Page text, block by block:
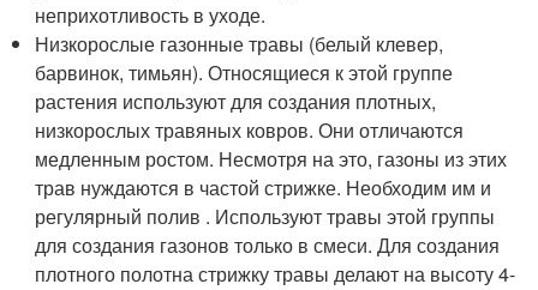
неприхотливость в уходе.
Низкорослые газонные травы (белый клевер,
барвинок, тимьян). Относящиеся к этой группе
растения используют для создания плотных,
низкорослых травяных ковров. Они отличаются
медленным ростом. Несмотря на это, газоны из этих
трав нуждаются в частой стрижке. Необходим им и
регулярный полив . Используют травы этой группы
для создания газонов только в смеси. Для создания
плотного полотна стрижку травы делают на высоту 4-